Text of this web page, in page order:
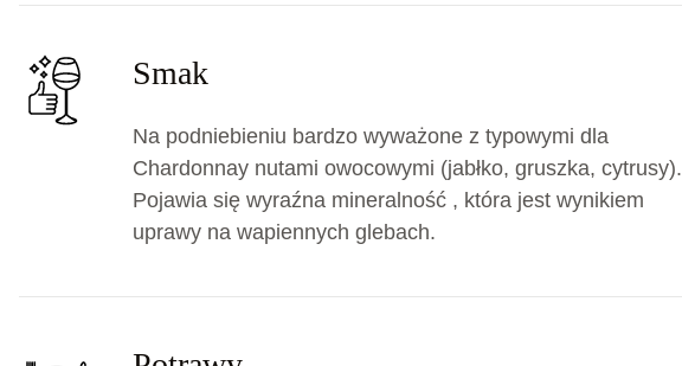
Smak
Na podniebieniu bardzo wyważone z typowymi dla
Chardonnay nutami owocowymi (jabłko, gruszka, cytrusy).
Pojawia się wyraźna mineralność , która jest wynikiem
uprawy na wapiennych glebach.